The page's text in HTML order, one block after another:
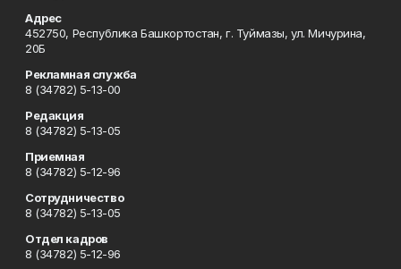
Адрес
452750, Республика Башкортостан, г. Туймазы, ул. Мичурина,
20Б
Рекламная служба
8 (34782) 5-13-00
Редакция
8 (34782) 5-13-05
Приемная
8 (34782) 5-12-96
Сотрудничество
8 (34782) 5-13-05
Отдел кадров
8 (34782) 5-12-96